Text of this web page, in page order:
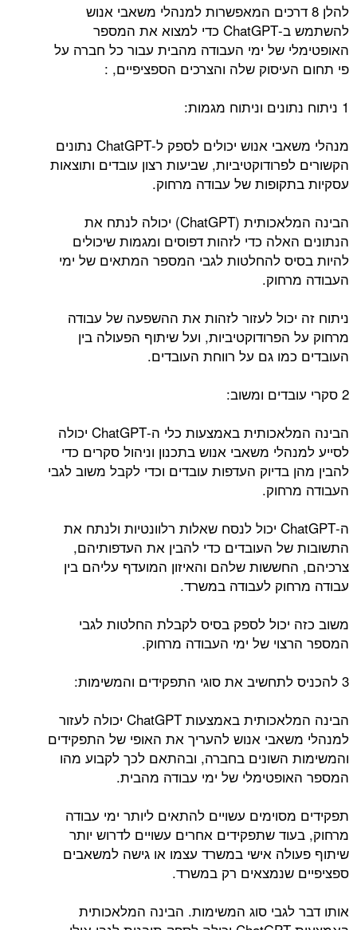
להלן 8 דרכים המאפשרות למנהלי משאבי אנוש
להשתמש ב-ChatGPT כדי למצוא את המספר
האופטימלי של ימי העבודה מהבית עבור כל חברה על
פי תחום העיסוק שלה והצרכים הספציפיים, :
1 ניתוח נתונים וניתוח מגמות:
מנהלי משאבי אנוש יכולים לספק ל-ChatGPT נתונים
הקשורים לפרודוקטיביות, שביעות רצון עובדים ותוצאות
עסקיות בתקופות של עבודה מרחוק.
הבינה המלאכותית (ChatGPT) יכולה לנתח את
הנתונים האלה כדי לזהות דפוסים ומגמות שיכולים
להיות בסיס להחלטות לגבי המספר המתאים של ימי
העבודה מרחוק.
ניתוח זה יכול לעזור לזהות את ההשפעה של עבודה
מרחוק על הפרודוקטיביות, ועל שיתוף הפעולה בין
העובדים כמו גם על רווחת העובדים.
2 סקרי עובדים ומשוב:
הבינה המלאכותית באמצעות כלי ה-ChatGPT יכולה
לסייע למנהלי משאבי אנוש בתכנון וניהול סקרים כדי
להבין מהן בדיוק העדפות עובדים וכדי לקבל משוב לגבי
העבודה מרחוק.
ה-ChatGPT יכול לנסח שאלות רלוונטיות ולנתח את
התשובות של העובדים כדי להבין את העדפותיהם,
צרכיהם, החששות שלהם והאיזון המועדף עליהם בין
עבודה מרחוק לעבודה במשרד.
משוב כזה יכול לספק בסיס לקבלת החלטות לגבי
המספר הרצוי של ימי העבודה מרחוק.
3 להכניס לתחשיב את סוגי התפקידים והמשימות:
הבינה המלאכותית באמצעות ChatGPT יכולה לעזור
למנהלי משאבי אנוש להעריך את האופי של התפקידים
והמשימות השונים בחברה, ובהתאם לכך לקבוע מהו
המספר האופטימלי של ימי עבודה מהבית.
תפקידים מסוימים עשויים להתאים ליותר ימי עבודה
מרחוק, בעוד שתפקידים אחרים עשויים לדרוש יותר
שיתוף פעולה אישי במשרד עצמו או גישה למשאבים
ספציפיים שנמצאים רק במשרד.
אותו דבר לגבי סוג המשימות. הבינה המלאכותית